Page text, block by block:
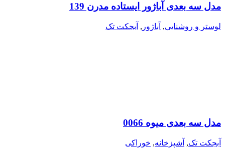
مدل سه بعدی آباژور ایستاده مدرن 139
لوستر و روشنایی, آباژور , آبجکت تک
مدل سه بعدی میوه 0066
آبجکت تک, آشپزخانه, خوراکی